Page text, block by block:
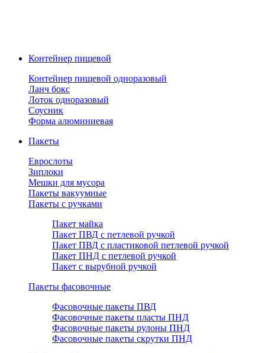
Контейнер пищевой
Контейнер пищевой одноразовый
Ланч бокс
Лоток одноразовый
Соусник
Форма алюминиевая
Пакеты
Еврослоты
Зиплоки
Мешки для мусора
Пакеты вакуумные
Пакеты с ручками
Пакет майка
Пакет ПВД с петлевой ручкой
Пакет ПВД с пластиковой петлевой ручкой
Пакет ПНД с петлевой ручкой
Пакет с вырубной ручкой
Пакеты фасовочные
Фасовочные пакеты ПВД
Фасовочные пакеты пласты ПНД
Фасовочные пакеты рулоны ПНД
Фасовочные пакеты скрутки ПНД